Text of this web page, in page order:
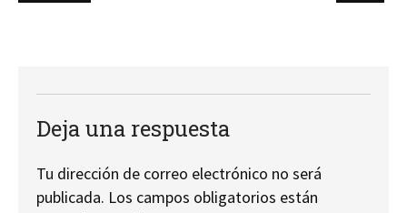
Deja una respuesta
Tu dirección de correo electrónico no será
publicada. Los campos obligatorios están